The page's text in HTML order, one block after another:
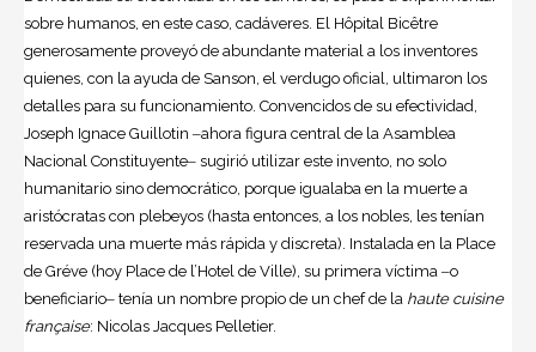
sobre humanos, en este caso, cadáveres. El Hôpital Bicêtre
generosamente proveyó de abundante material a los inventores
quienes, con la ayuda de Sanson, el verdugo oficial, ultimaron los
detalles para su funcionamiento. Convencidos de su efectividad,
Joseph Ignace Guillotin ‒ahora figura central de la Asamblea
Nacional Constituyente‒ sugirió utilizar este invento, no solo
humanitario sino democrático, porque igualaba en la muerte a
aristócratas con plebeyos (hasta entonces, a los nobles, les tenían
reservada una muerte más rápida y discreta). Instalada en la Place
de Gréve (hoy Place de l’Hotel de Ville), su primera víctima ‒o
beneficiario‒ tenía un nombre propio de un chef de la haute cuisine
française: Nicolas Jacques Pelletier.